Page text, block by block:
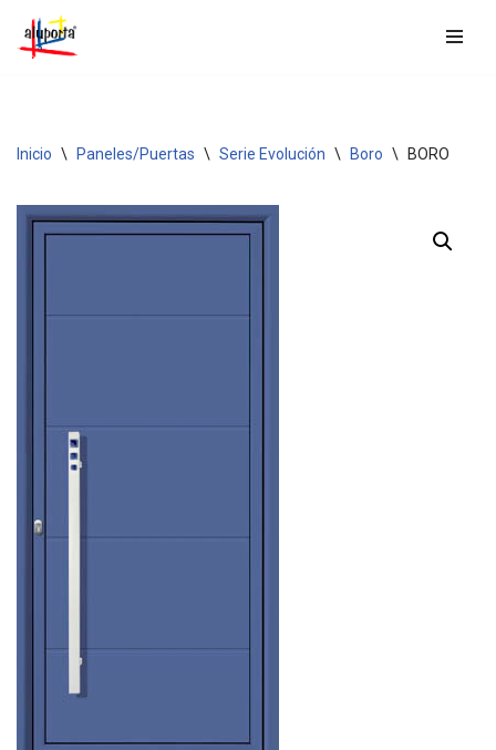
Saltar
Inicio \ Paneles/Puertas \ Serie Evolución \ Boro \ BORO